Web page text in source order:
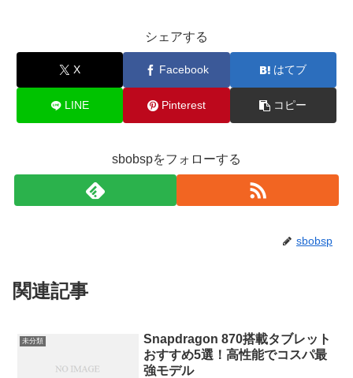
シェアする
X Facebook はてブ
LINE Pinterest コピー
sbobspをフォローする
sbobsp
関連記事
未分類
Snapdragon 870搭載タブレット
おすすめ5選！高性能でコスパ最
強モデル